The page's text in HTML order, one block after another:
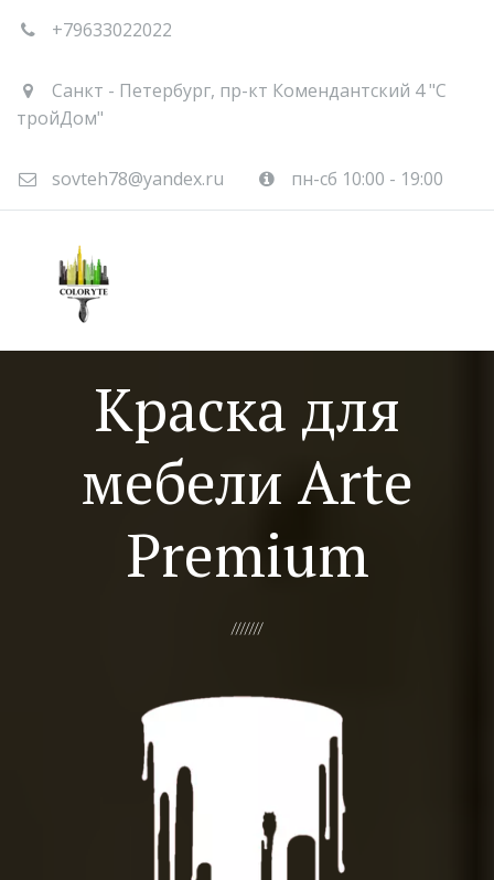
+79633022022
Санкт - Петербург, пр-кт Комендантский 4 "С
тройДом"
sovteh78@yandex.ru пн-сб 10:00 - 19:00
Краска для
мебели Arte
Premium